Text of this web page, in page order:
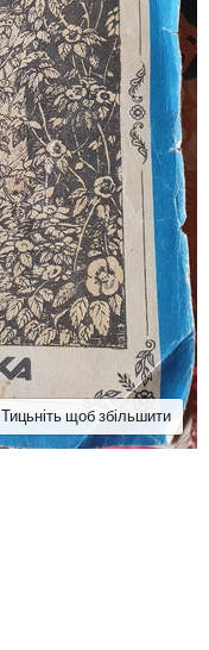
Тицьніть щоб збільшити